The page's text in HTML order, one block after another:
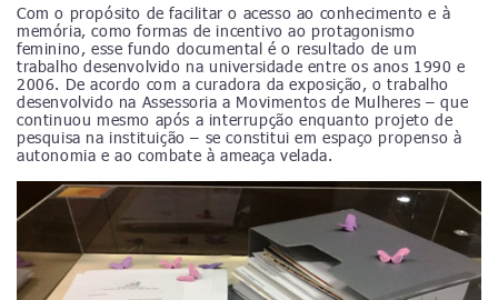
Com o propósito de facilitar o acesso ao conhecimento e à
memória, como formas de incentivo ao protagonismo
feminino, esse fundo documental é o resultado de um
trabalho desenvolvido na universidade entre os anos 1990 e
2006. De acordo com a curadora da exposição, o trabalho
desenvolvido na Assessoria a Movimentos de Mulheres – que
continuou mesmo após a interrupção enquanto projeto de
pesquisa na instituição – se constitui em espaço propenso à
autonomia e ao combate à ameaça velada.